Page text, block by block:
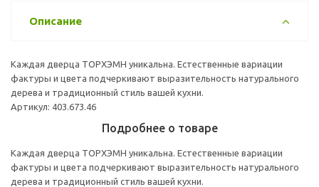
Описание
Каждая дверца ТОРХЭМН уникальна. Естественные вариации
фактуры и цвета подчеркивают выразительность натурального
дерева и традиционный стиль вашей кухни.
Артикул: 403.673.46
Подробнее о товаре
Каждая дверца ТОРХЭМН уникальна. Естественные вариации
фактуры и цвета подчеркивают выразительность натурального
дерева и традиционный стиль вашей кухни.